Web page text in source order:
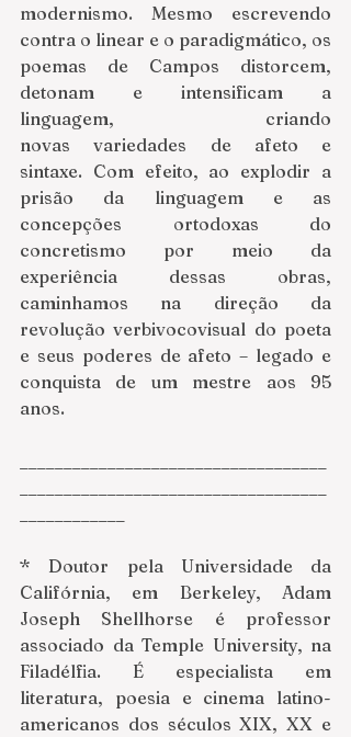
modernismo. Mesmo escrevendo
contra o linear e o paradigmático, os
poemas de Campos distorcem,
detonam e intensificam a
linguagem, criando
novas variedades de afeto e
sintaxe. Com efeito, ao explodir a
prisão da linguagem e as
concepções ortodoxas do
concretismo por meio da
experiência dessas obras,
caminhamos na direção da
revolução verbivocovisual do poeta
e seus poderes de afeto – legado e
conquista de um mestre aos 95
anos.
* Doutor pela Universidade da
Califórnia, em Berkeley, Adam
Joseph Shellhorse é professor
associado da Temple University, na
Filadélfia. É especialista em
literatura, poesia e cinema latino-
americanos dos séculos XIX, XX e